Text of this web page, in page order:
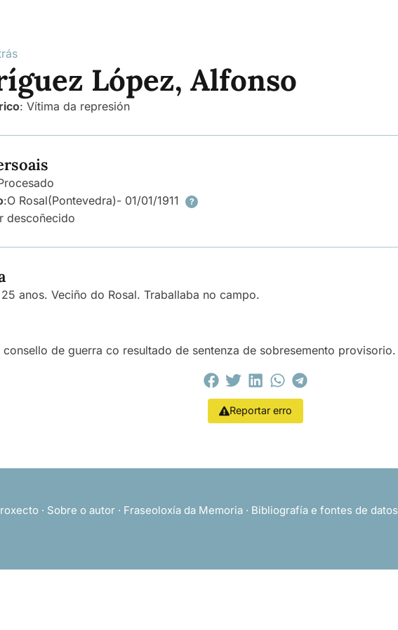
López, Alfonso
: Vítima da represión
:O Rosal(Pontevedra)- 01/01/1911 ?
descoñecido
anos. Veciño do Rosal. Traballaba no campo.
consello de guerra co resultado de sentenza de sobresemento provisorio.
Reportar erro
· Sobre o autor · Fraseoloxía da Memoria · Bibliografía e fontes de datos